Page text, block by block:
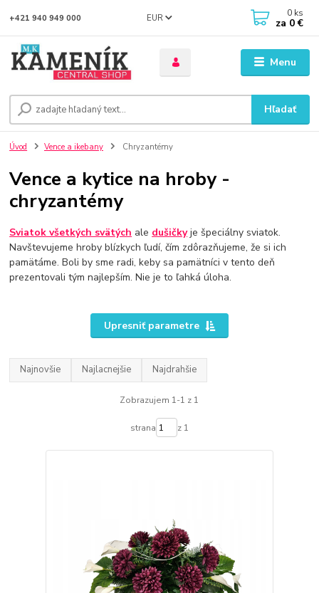
Menu
EUR
Hľadať
+421 940 949 000 0 ks
za 0 €
Úvod Vence a ikebany Chryzantémy
Vence a kytice na hroby -
chryzantémy
Sviatok všetkých svätých ale dušičkyje špeciálny sviatok.
Navštevujeme hroby blízkych ľudí, čím zdôrazňujeme, že si ich
pamätáme. Boli by sme radi, keby sa pamätníci v tento deň
prezentovali tým najlepším. Nie je to ľahká úloha.
Upresniť parametre
Najnovšie Najlacnejšie Najdrahšie
Zobrazujem 1-1 z 1
strana z 1